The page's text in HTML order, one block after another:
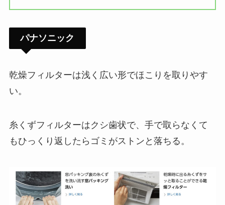
パナソニック
乾燥フィルターは浅く広い形でほこりを取りやす
い。
糸くずフィルターはクシ歯状で、手で取らなくて
もひっくり返したらゴミがストンと落ちる。